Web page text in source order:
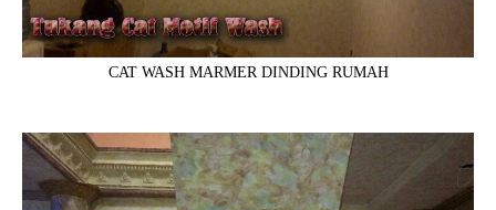
CAT WASH MARMER DINDING RUMAH